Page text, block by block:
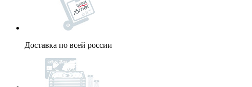
Доставка по всей россии